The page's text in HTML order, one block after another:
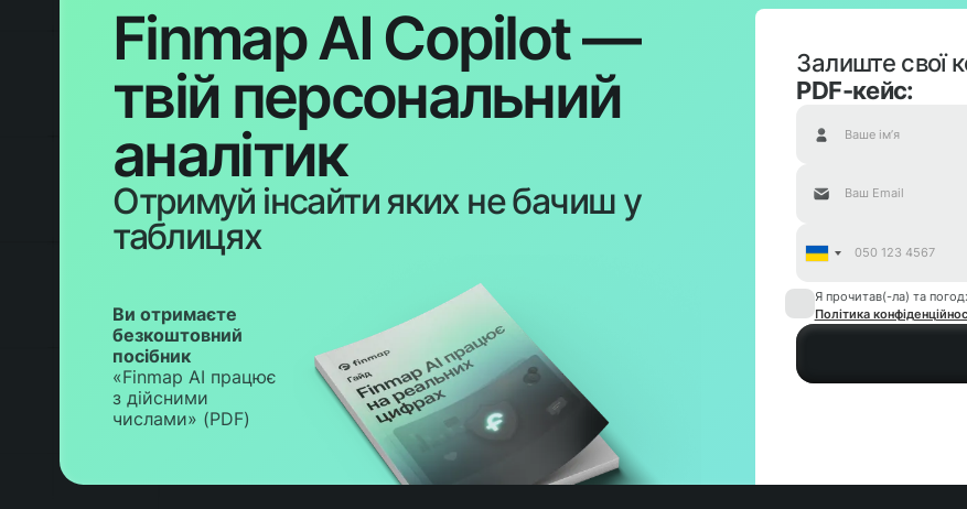
Finmap AI Copilot —
твій персональний
аналітик
Отримуй інсайти яких не бачиш у
таблицях
Ви отримаєте
безкоштовний
посібник
«Finmap AI працює
з дійсними
числами» (PDF)
Залиште свої
PDF-кейс:
Я прочитав(-ла) та
Політика